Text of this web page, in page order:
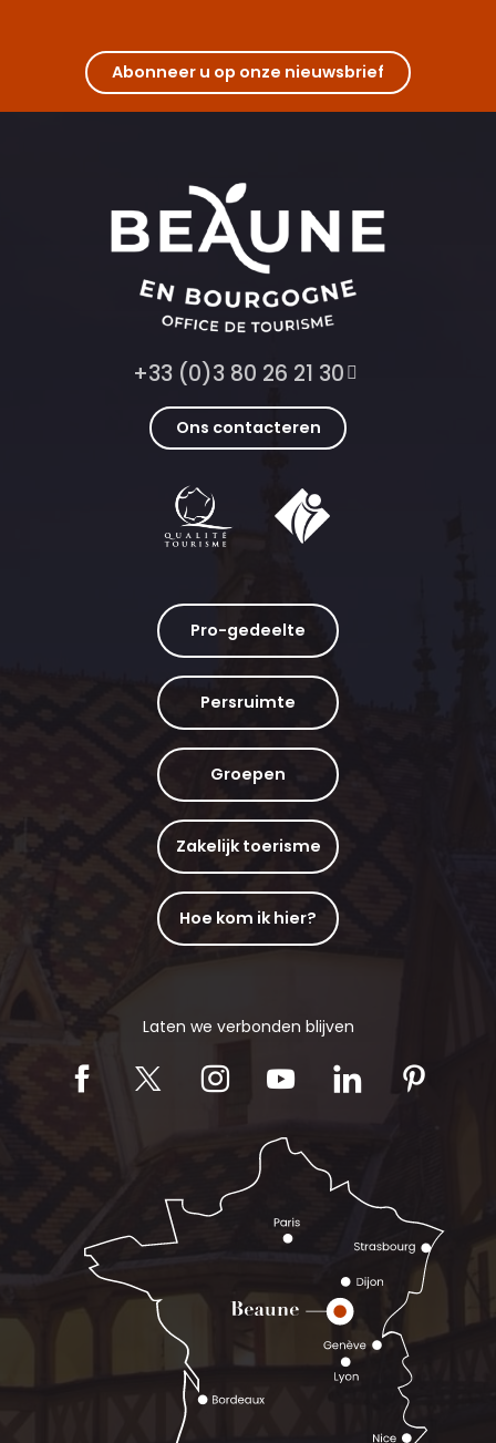
Abonneer u op onze nieuwsbrief
+33 (0)3 80 26 21 30
Ons contacteren
Pro-gedeelte
Persruimte
Groepen
Zakelijk toerisme
Hoe kom ik hier?
Laten we verbonden blijven